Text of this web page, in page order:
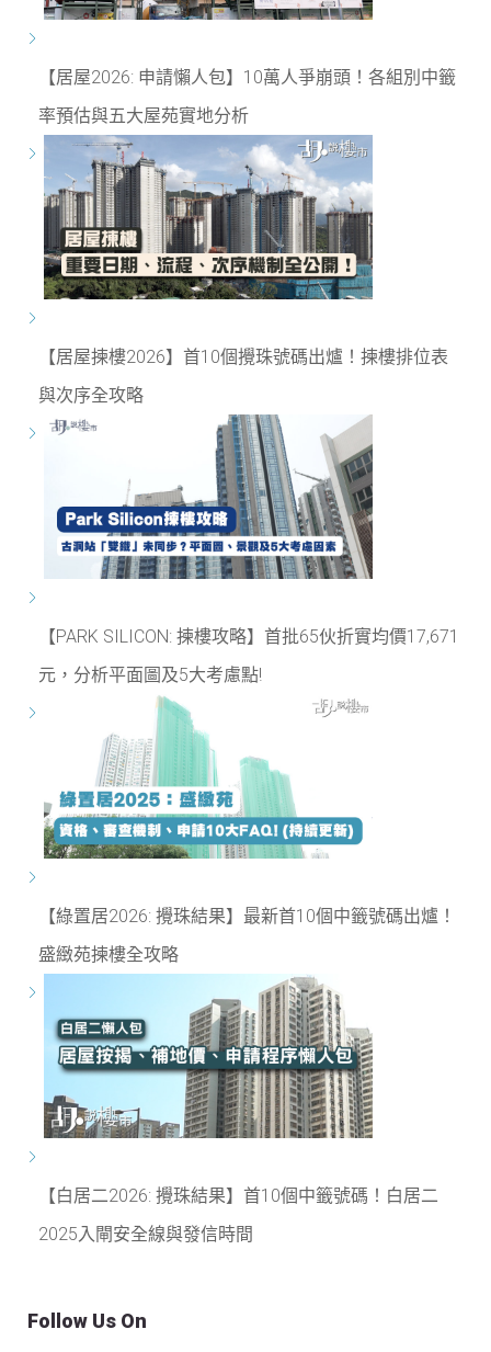
【居屋2026: 申請懶人包】10萬人爭崩頭！各組別中籤
率預估與五大屋苑實地分析
【居屋揀樓2026】首10個攪珠號碼出爐！揀樓排位表
與次序全攻略
【PARK SILICON: 揀樓攻略】首批65伙折實均價17,671
元，分析平面圖及5大考慮點!
【綠置居2026: 攪珠結果】最新首10個中籤號碼出爐！
盛緻苑揀樓全攻略
【白居二2026: 攪珠結果】首10個中籤號碼！白居二
2025入閘安全線與發信時間
Follow Us On